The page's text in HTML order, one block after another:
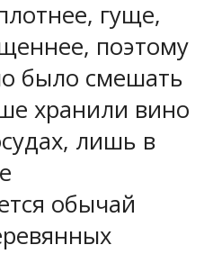
гуще,
поэтому
было смешать
хранили вино
лишь в
обычай